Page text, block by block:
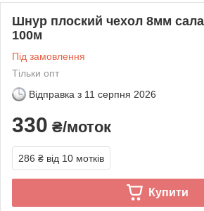
Шнур плоский чехол 8мм
100м
Під замовлення
Тільки опт
Відправка з 11 серпня 2026
330 ₴/моток
286 ₴ від 10 мотків
Купити